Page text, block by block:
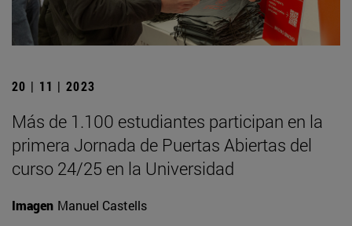
20 | 11 | 2023
Más de 1.100 estudiantes participan en la
primera Jornada de Puertas Abiertas del
curso 24/25 en la Universidad
Imagen Manuel Castells